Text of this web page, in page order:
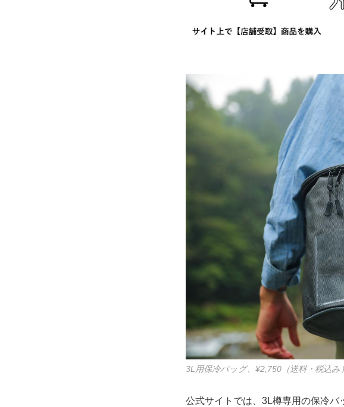
3L用保冷バッグ、¥2,750（送料・税込み）
公式サイトでは、3L樽専用の保冷バ